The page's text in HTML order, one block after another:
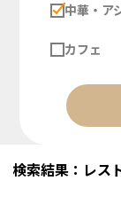
中華・ア
カフェ
検索結果：レス